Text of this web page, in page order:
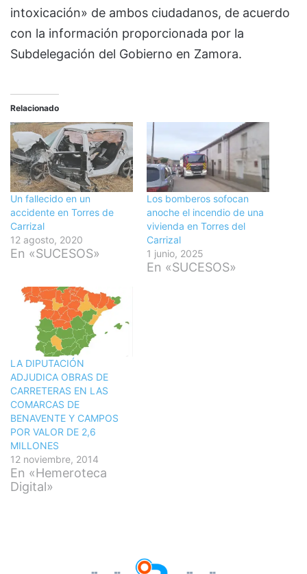
intoxicación» de ambos ciudadanos, de acuerdo
con la información proporcionada por la
Subdelegación del Gobierno en Zamora.
Relacionado
Un fallecido en un
accidente en Torres de
Carrizal
12 agosto, 2020
En «SUCESOS»
Los bomberos sofocan
anoche el incendio de una
vivienda en Torres del
Carrizal
1 junio, 2025
En «SUCESOS»
LA DIPUTACIÓN
ADJUDICA OBRAS DE
CARRETERAS EN LAS
COMARCAS DE
BENAVENTE Y CAMPOS
POR VALOR DE 2,6
MILLONES
12 noviembre, 2014
En «Hemeroteca
Digital»